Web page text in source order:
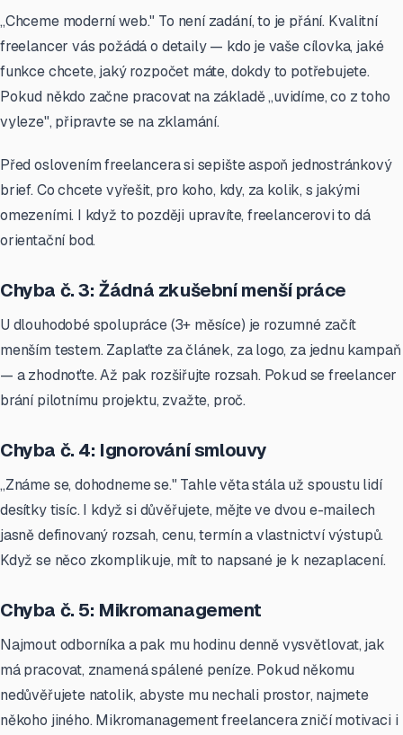
„Chceme moderní web." To není zadání, to je přání. Kvalitní
freelancer vás požádá o detaily — kdo je vaše cílovka, jaké
funkce chcete, jaký rozpočet máte, dokdy to potřebujete.
Pokud někdo začne pracovat na základě „uvidíme, co z toho
vyleze", připravte se na zklamání.
Před oslovením freelancera si sepište aspoň jednostránkový
brief. Co chcete vyřešit, pro koho, kdy, za kolik, s jakými
omezeními. I když to později upravíte, freelancerovi to dá
orientační bod.
Chyba č. 3: Žádná zkušební menší práce
U dlouhodobé spolupráce (3+ měsíce) je rozumné začít
menším testem. Zaplaťte za článek, za logo, za jednu kampaň
— a zhodnoťte. Až pak rozšiřujte rozsah. Pokud se freelancer
brání pilotnímu projektu, zvažte, proč.
Chyba č. 4: Ignorování smlouvy
„Známe se, dohodneme se." Tahle věta stála už spoustu lidí
desítky tisíc. I když si důvěřujete, mějte ve dvou e-mailech
jasně definovaný rozsah, cenu, termín a vlastnictví výstupů.
Když se něco zkomplikuje, mít to napsané je k nezaplacení.
Chyba č. 5: Mikromanagement
Najmout odborníka a pak mu hodinu denně vysvětlovat, jak
má pracovat, znamená spálené peníze. Pokud někomu
nedůvěřujete natolik, abyste mu nechali prostor, najmete
někoho jiného. Mikromanagement freelancera zničí motivaci i